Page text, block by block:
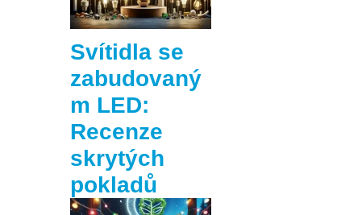
Svítidla se
zabudovaný
m LED:
Recenze
skrytých
pokladů